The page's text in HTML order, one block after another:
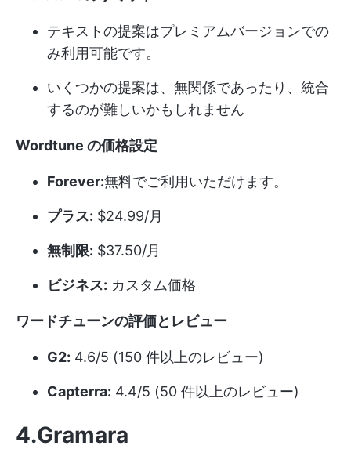
テキストの提案はプレミアムバージョンでの
み利用可能です。
いくつかの提案は、無関係であったり、統合
するのが難しいかもしれません
Wordtune の価格設定
Forever:無料でご利用いただけます。
プラス: $24.99/月
無制限: $37.50/月
ビジネス: カスタム価格
ワードチューンの評価とレビュー
G2: 4.6/5 (150 件以上のレビュー)
Capterra: 4.4/5 (50 件以上のレビュー)
4.Gramara